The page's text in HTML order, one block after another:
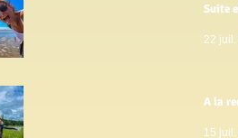
Suite
22
A la
15